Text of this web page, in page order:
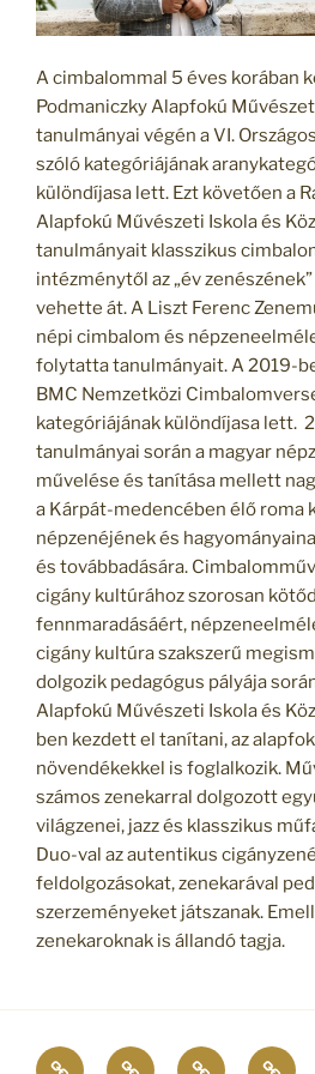
A cimbalommal 5 éves korában
Podmaniczky Alapfokú
tanulmányai végén a VI.
szóló kategóriájának
különdíjasa lett. Ezt követően a
Alapfokú Művészeti Iskola és
tanulmányait klasszikus
intézménytől az „év
vehette át. A Liszt Ferenc
népi cimbalom és
folytatta tanulmányait. A 2019-
BMC Nemzetközi
kategóriájának különdíjasa lett.
tanulmányai során a magyar
művelése és tanítása mellett
a Kárpát-medencében élő roma
népzenéjének és
és továbbadására.
cigány kultúrához szorosan
fennmaradásáért,
cigány kultúra szakszerű
dolgozik pedagógus pályája
Alapfokú Művészeti Iskola és
ben kezdett el tanítani, az
növendékekkel is foglalkozik.
számos zenekarral dolgozott
világzenei, jazz és klasszikus
Duo-val az autentikus
feldolgozásokat, zenekarával
szerzeményeket játszanak.
zenekaroknak is állandó tagja.
ERASMUSTANSZAKOKTANÁRAINK